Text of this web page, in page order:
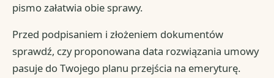
pismo załatwia obie sprawy.
Przed podpisaniem i złożeniem dokumentów
sprawdź, czy proponowana data rozwiązania umowy
pasuje do Twojego planu przejścia na emeryturę.